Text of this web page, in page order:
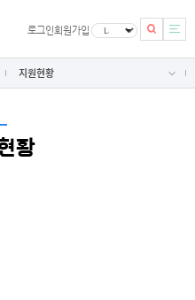
로그인회원가입
지원현황
황